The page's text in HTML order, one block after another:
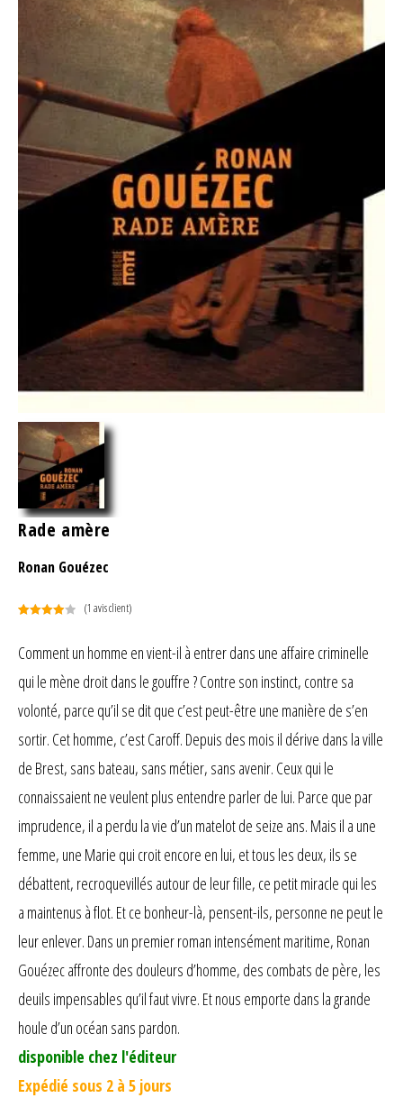
Rade amère
Ronan Gouézec
basé
sur
notation
client
(1 avis client)
Comment un homme en vient-il à entrer dans une affaire criminelle
qui le mène droit dans le gouffre ? Contre son instinct, contre sa
volonté, parce qu’il se dit que c’est peut-être une manière de s’en
sortir. Cet homme, c’est Caroff. Depuis des mois il dérive dans la ville
de Brest, sans bateau, sans métier, sans avenir. Ceux qui le
connaissaient ne veulent plus entendre parler de lui. Parce que par
imprudence, il a perdu la vie d’un matelot de seize ans. Mais il a une
femme, une Marie qui croit encore en lui, et tous les deux, ils se
débattent, recroquevillés autour de leur fille, ce petit miracle qui les
a maintenus à flot. Et ce bonheur-là, pensent-ils, personne ne peut le
leur enlever. Dans un premier roman intensément maritime, Ronan
Gouézec affronte des douleurs d’homme, des combats de père, les
deuils impensables qu’il faut vivre. Et nous emporte dans la grande
houle d’un océan sans pardon.
disponible chez l'éditeur
Expédié sous 2 à 5 jours